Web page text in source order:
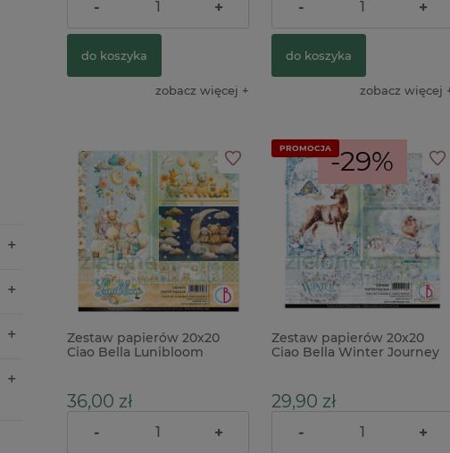
22,90 zł
- +
do koszyka
zobacz więcej
22,90 zł
- +
do koszyka
zobacz więcej
Zestaw papierów 20x20
Ciao Bella Lunibloom
36,00 zł
- +
-29%
Zestaw papierów 20x20
Ciao Bella Winter Journey
29,90 zł
42,00 zł
- +
PROMOCJA